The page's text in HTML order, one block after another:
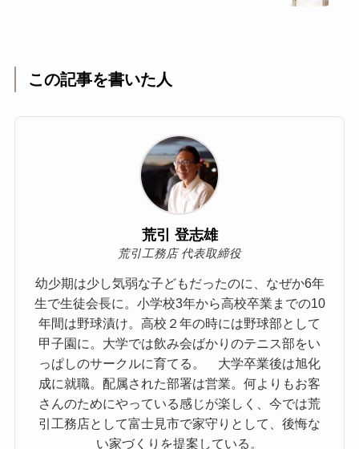
この記事を書いた人
荒引 登志雄
荒引工務店 代表取締役
幼少期は少し気弱な子どもだったのに、なぜか6年
生で生徒会長に。小学校3年から高校卒業までの10
年間は野球漬け。高校２年の時には野球部として
甲子園に。大学では飲み会ばかりのテニス部をい
っぱしのサークルに育てる。 大学卒業後は旭化
成に就職。配属された部署は営業。何よりもお客
さんのためにやっている感じが楽しく、今では荒
引工務店として富士見市で家守りとして、後悔な
い家づくりを提案している。